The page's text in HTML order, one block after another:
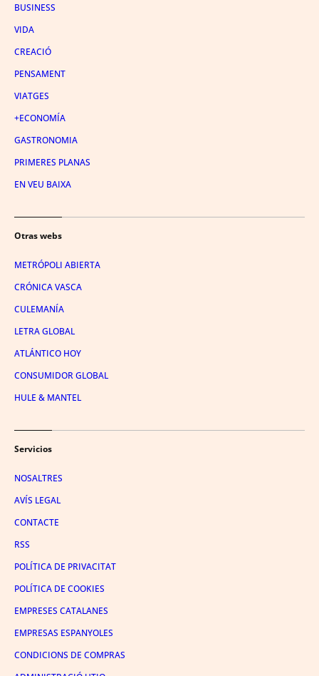
BUSINESS
VIDA
CREACIÓ
PENSAMENT
VIATGES
+ECONOMÍA
GASTRONOMIA
PRIMERES PLANAS
EN VEU BAIXA
Otras webs
METRÓPOLI ABIERTA
CRÓNICA VASCA
CULEMANÍA
LETRA GLOBAL
ATLÁNTICO HOY
CONSUMIDOR GLOBAL
HULE & MANTEL
Servicios
NOSALTRES
AVÍS LEGAL
CONTACTE
RSS
POLÍTICA DE PRIVACITAT
POLÍTICA DE COOKIES
EMPRESES CATALANES
EMPRESAS ESPANYOLES
CONDICIONS DE COMPRAS